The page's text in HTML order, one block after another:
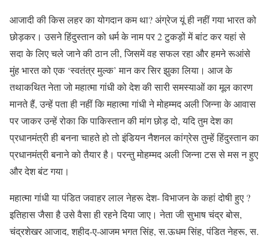
आजादी की किस लहर का योगदान कम था? अंग्रेज यूं ही नहीं गया भारत को
छोड़कर। उसने हिंदुस्तान को धर्म के नाम पर 2 टुकड़ों में बांट कर यहां से
सदा के लिए चले जाने की ठान ली, जिसमें वह सफल रहा और हमने रूआंसे
मुंह भारत को एक ‘स्वतंत्र मुल्क’ मान कर सिर झुका लिया। आज के
तथाकथित नेता जो महात्मा गांधी को देश की सारी समस्याओं का मूल कारण
मानते हैं, उन्हें पता ही नहीं कि महात्मा गांधी ने मोहम्मद अली जिन्ना के आवास
पर जाकर उन्हें रोका कि पाकिस्तान की मांग छोड़ दो, यदि तुम देश का
प्रधानमंत्री ही बनना चाहते हो तो इंडियन नैशनल कांग्रेस तुम्हें हिंदुस्तान का
प्रधानमंत्री बनाने को तैयार है। परन्तु मोहम्मद अली जिन्ना टस से मस न हुए
और देश बंट गया।
महात्मा गांधी या पंडित जवाहर लाल नेहरू देश- विभाजन के कहां दोषी हुए ?
इतिहास जैसा है उसे वैसा ही रहने दिया जाए। नेता जी सुभाष चंद्र बोस,
चंद्रशेखर आजाद, शहीद-ए-आजम भगत सिंह, स.ऊधम सिंह, पंडित नेहरू, स.